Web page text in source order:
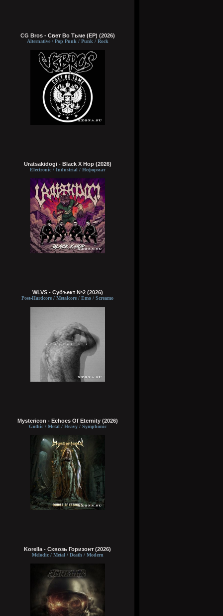
CG Bros - Свет Во Тьме (EP) (2026)
Alternative / Pop Punk / Punk / Rock
Uratsakidogi - Black X Hop (2026)
Electronic / Industrial / Неформат
WLVS - Субъект №2 (2026)
Post-Hardcore / Metalcore / Emo / Screamo
Mystericon - Echoes Of Eternity (2026)
Gothic / Metal / Heavy / Symphonic
Korella - Сквозь Горизонт (2026)
Melodic / Metal / Death / Modern